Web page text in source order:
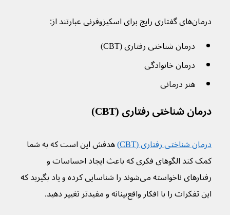
درمان‌های گفتاری رایج برای اسکیزوفرنی عبارتند از:
درمان شناختی رفتاری (CBT)
درمان خانوادگی
هنر درمانی
درمان شناختی رفتاری (CBT)
درمان شناختی رفتاری (CBT)
هدفش این است که به شما
کمک کند الگوهای فکری که باعث ایجاد احساسات و
رفتارهای ناخواسته می‌شوند را شناسایی کرده و یاد بگیرید که
این تفکرات را با افکار واقع‌بینانه و مفیدتر تغییر دهید.